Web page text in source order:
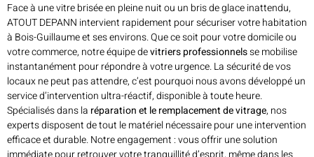
Face à une vitre brisée en pleine nuit ou un bris de glace inattendu,
ATOUT DEPANN intervient rapidement pour sécuriser votre habitation
à Bois-Guillaume et ses environs. Que ce soit pour votre domicile ou
votre commerce, notre équipe devitriers professionnelsse mobilise
instantanément pour répondre à votre urgence. La sécurité de vos
locaux ne peut pas attendre, c’est pourquoi nous avons développé un
service d’intervention ultra-réactif, disponible à toute heure.
Spécialisés dans la réparation et le remplacement de vitrage, nos
experts disposent de tout le matériel nécessaire pour une intervention
efficace et durable. Notre engagement : vous offrir une solution